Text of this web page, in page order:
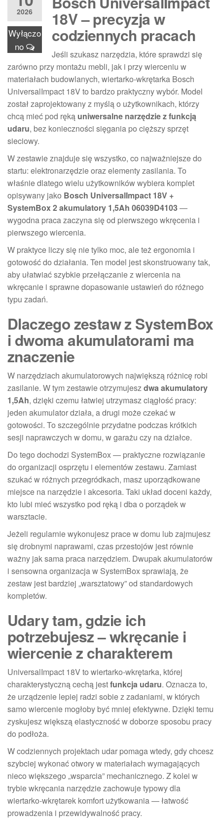
2026
Wyłączo
no
18V – precyzja w
codziennych pracach
Jeśli szukasz narzędzia, które sprawdzi się
zarówno przy montażu mebli, jak i przy wierceniu w
materiałach budowlanych, wiertarko-wkrętarka Bosch
UniversalImpact 18V to bardzo praktyczny wybór. Model
został zaprojektowany z myślą o użytkownikach, którzy
chcą mieć pod ręką uniwersalne narzędzie z funkcją
udaru, bez konieczności sięgania po cięższy sprzęt
sieciowy.
W zestawie znajduje się wszystko, co najważniejsze do
startu: elektronarzędzie oraz elementy zasilania. To
właśnie dlatego wielu użytkowników wybiera komplet
opisywany jako Bosch UniversalImpact 18V +
SystemBox 2 akumulatory 1,5Ah 06039D4103—
wygodna praca zaczyna się od pierwszego wkręcenia i
pierwszego wiercenia.
W praktyce liczy się nie tylko moc, ale też ergonomia i
gotowość do działania. Ten model jest skonstruowany tak,
aby ułatwiać szybkie przełączanie z wiercenia na
wkręcanie i sprawne dopasowanie ustawień do różnego
typu zadań.
Dlaczego zestaw z SystemBox
i dwoma akumulatorami ma
znaczenie
W narzędziach akumulatorowych największą różnicę robi
zasilanie. W tym zestawie otrzymujeszdwa akumulatory
1,5Ah, dzięki czemu łatwiej utrzymasz ciągłość pracy:
jeden akumulator działa, a drugi może czekać w
gotowości. To szczególnie przydatne podczas krótkich
sesji naprawczych w domu, w garażu czy na działce.
Do tego dochodzi SystemBox — praktyczne rozwiązanie
do organizacji osprzętu i elementów zestawu. Zamiast
szukać w różnych przegródkach, masz uporządkowane
miejsce na narzędzie i akcesoria. Taki układ doceni każdy,
kto lubi mieć wszystko pod ręką i dba o porządek w
warsztacie.
Jeżeli regularnie wykonujesz prace w domu lub zajmujesz
się drobnymi naprawami, czas przestojów jest równie
ważny jak sama praca narzędziem. Dwupak akumulatorów
i sensowna organizacja w SystemBox sprawiają, że
zestaw jest bardziej „warsztatowy” od standardowych
kompletów.
Udary tam, gdzie ich
potrzebujesz – wkręcanie i
wiercenie z charakterem
UniversalImpact 18V to wiertarko-wkrętarka, której
charakterystyczną cechą jestfunkcja udaru. Oznacza to,
że urządzenie lepiej radzi sobie z zadaniami, w których
samo wiercenie mogłoby być mniej efektywne. Dzięki temu
zyskujesz większą elastyczność w doborze sposobu pracy
do podłoża.
W codziennych projektach udar pomaga wtedy, gdy chcesz
szybciej wykonać otwory w materiałach wymagających
nieco większego „wsparcia” mechanicznego. Z kolei w
trybie wkręcania narzędzie zachowuje typowy dla
wiertarko-wkrętarek komfort użytkowania — łatwość
prowadzenia i przewidywalność pracy.